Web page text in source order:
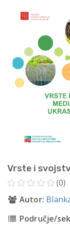
Vrste i
(0)
Autor:
Područje/